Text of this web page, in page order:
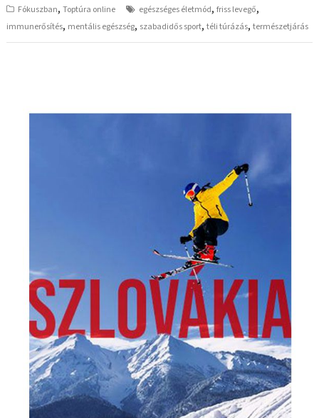
Fókuszban,Toptúra online egészséges életmód,friss levegő,
immunerősítés, mentális egészség, szabadidős sport,téli túrázás,természetjárás